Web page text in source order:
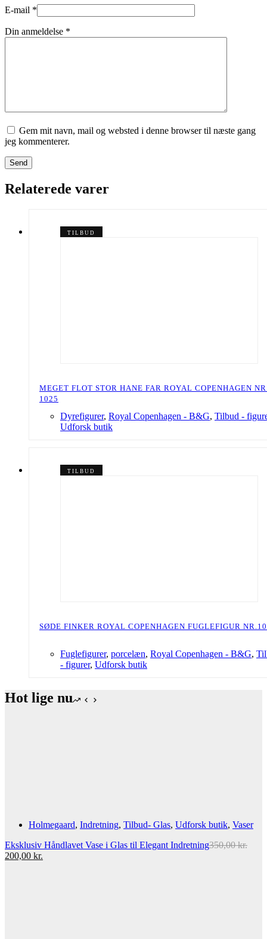
E-mail *
Din anmeldelse *
Gem mit navn, mail og websted i denne browser til næste gang
jeg kommenterer.
Send
Relaterede varer
TILBUD
MEGET FLOT STOR HANE FAR ROYAL COPENHAGEN
1025
Dyrefigurer, Royal Copenhagen - B&G, Tilbud -
Udforsk butik
TILBUD
SØDE FINKER ROYAL COPENHAGEN FUGLEFIGUR
Fuglefigurer, porcelæn, Royal Copenhagen - B&G,
- figurer, Udforsk butik
Hot lige nu
Holmegaard, Indretning, Tilbud- Glas, Udforsk butik, Vaser
Eksklusiv Håndlavet Vase i Glas til Elegant Indretning350,00kr.
Den
200,00 kr.